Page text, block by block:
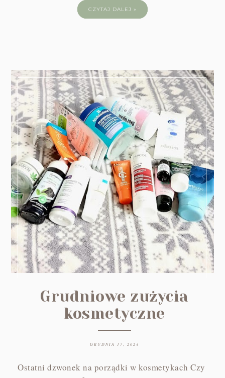
CZYTAJ DALEJ »
Grudniowe zużycia
kosmetyczne
GRUDNIA 17, 2024
Ostatni dzwonek na porządki w kosmetykach Czy